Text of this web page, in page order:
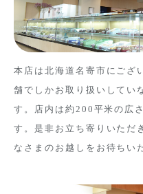
本店は北海道名寄市にござ
舗でしかお取り扱いしてい
す。店内は約200平米の広
す。是非お立ち寄りいただ
なさまのお越しをお待ちい